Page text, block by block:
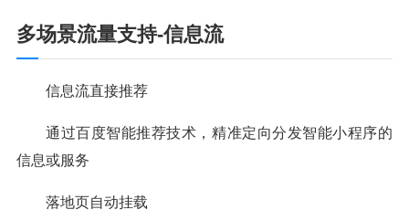
多场景流量支持-信息流
信息流直接推荐
通过百度智能推荐技术，精准定向分发智能小程序的
信息或服务
落地页自动挂载